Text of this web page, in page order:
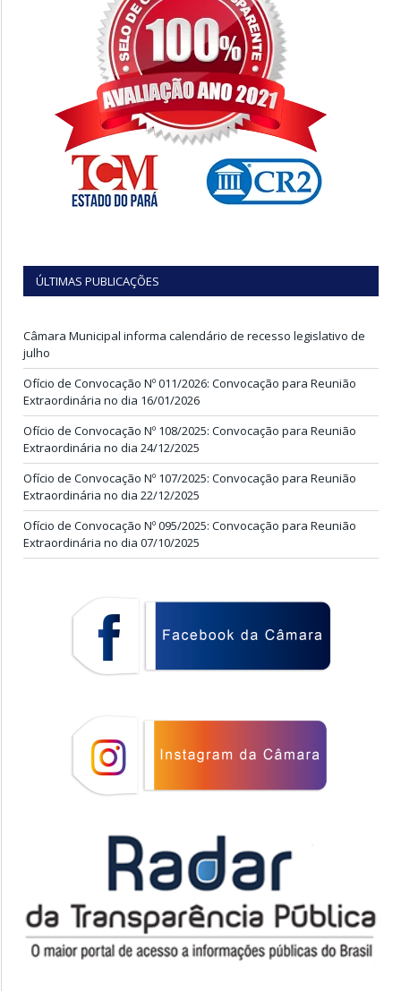
ÚLTIMAS PUBLICAÇÕES
Câmara Municipal informa calendário de recesso legislativo de
julho
Ofício de Convocação Nº 011/2026: Convocação para Reunião
Extraordinária no dia 16/01/2026
Ofício de Convocação Nº 108/2025: Convocação para Reunião
Extraordinária no dia 24/12/2025
Ofício de Convocação Nº 107/2025: Convocação para Reunião
Extraordinária no dia 22/12/2025
Ofício de Convocação Nº 095/2025: Convocação para Reunião
Extraordinária no dia 07/10/2025